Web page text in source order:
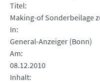
Titel
Making-of Sonderbeilage
In
General-Anzeiger (Bonn)
Am
08.12.2010
Inhalt